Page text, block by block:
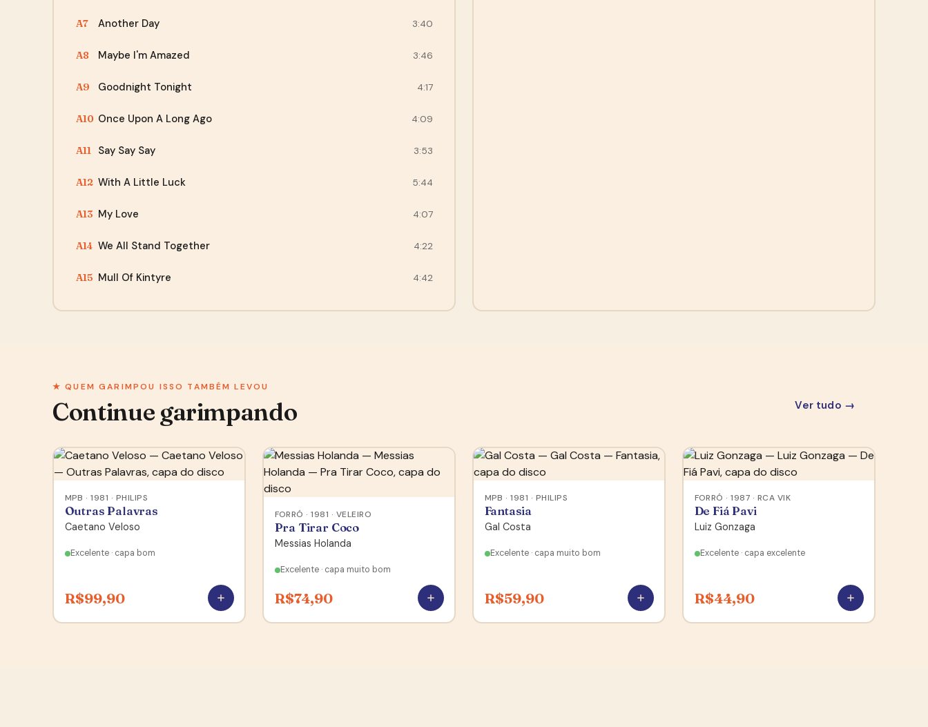
A7 Another Day 3:40
A8 Maybe I'm Amazed 3:46
A9 Goodnight Tonight 4:17
A10 Once Upon A Long Ago 4:09
A11 Say Say Say 3:53
A12 With A Little Luck 5:44
A13 My Love 4:07
A14 We All Stand Together 4:22
A15 Mull Of Kintyre 4:42
★ QUEM GARIMPOU ISSO TAMBÉM LEVOU
Continue garimpando Ver tudo →
MPB · 1981 · PHILIPS
Outras Palavras
Caetano Veloso
Excelente · capa bom
R$99,90
FORRÓ · 1981 · VELEIRO
Pra Tirar Coco
Messias Holanda
Excelente · capa muito bom
R$74,90
MPB · 1981 · PHILIPS
Fantasia
Gal Costa
Excelente · capa muito bom
R$59,90
FORRÓ · 1987 · RCA VIK
De Fiá Pavi
Luiz Gonzaga
Excelente · capa excelente
R$44,90